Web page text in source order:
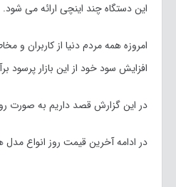
این دستگاه چند اینچی ارائه می شود.
امروزه همه مردم دنیا از کاربران
افزایش سود خود از این بازار پرسود
در این گزارش قصد داریم به صورت
در ادامه آخرین قیمت روز انواع